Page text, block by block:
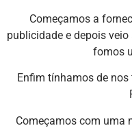
Começamos a
publicidade e depois
fomos
Enfim tínhamos de
Começamos com uma